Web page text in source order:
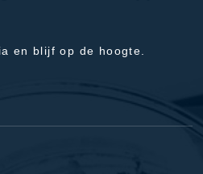
en blijf op de hoogte.